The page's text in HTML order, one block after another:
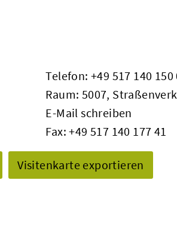
Telefon: +49 517 140 150
Raum: 5007,
E-Mail schreiben
Fax: +49 517 140 177 41
Visitenkarte exportieren